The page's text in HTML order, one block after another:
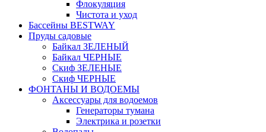
Флокуляция
Чистота и уход
Бассейны BESTWAY
Пруды садовые
Байкал ЗЕЛЕНЫЙ
Байкал ЧЕРНЫЕ
Скиф ЗЕЛЕНЫЕ
Скиф ЧЕРНЫЕ
ФОНТАНЫ И ВОДОЕМЫ
Аксессуары для водоемов
Генераторы тумана
Электрика и розетки